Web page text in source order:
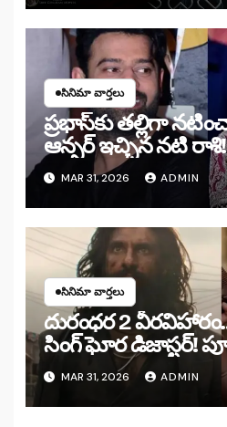
సినిమా వార్తలు
ప్రభాస్‌కు తల్లిగా
ఆన్సర్ ఇచ్చిన నటి రాశి!
MAR 31, 2026 ADMIN
సినిమా వార్తలు
దురంధర 2
సింగ్ ఘోర డిజాస్టర్!
MAR 31, 2026 ADMIN